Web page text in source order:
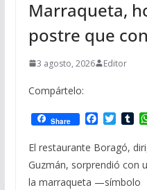
Marraqueta,
postre que
3 agosto, 2026 Editor
Compártelo:
Share
F
c
e
b
o
T
i
t
t
e
T
m
b
l
r
El restaurante Boragó,
Guzmán, sorprendió con
la marraqueta —símbolo